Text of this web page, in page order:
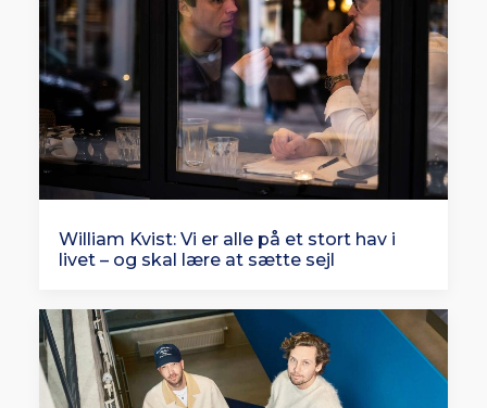
William Kvist: Vi er alle på et stort hav i
livet – og skal lære at sætte sejl